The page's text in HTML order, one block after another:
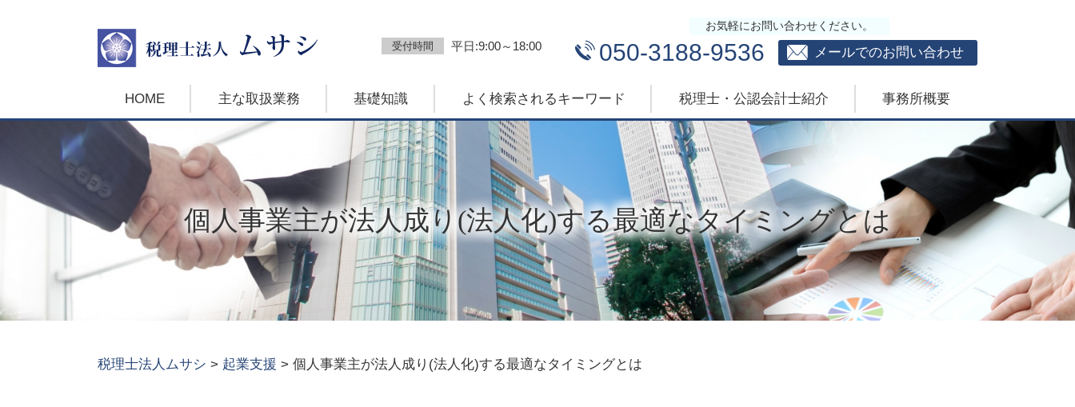
個人事業主が法人成り(法人化)する最適なタイミングとは
お気軽にお問い合わせください。
受付時間
平日:9:00～18:00 050-3188-9536 メールでのお問い合わせ
HOME 主な取扱業務 基礎知識 よく検索されるキーワード 税理士・公認会計士紹介 事務所概要
税理士法人ムサシ > 起業支援 > 個人事業主が法人成り(法人化)する最適なタイミングとは